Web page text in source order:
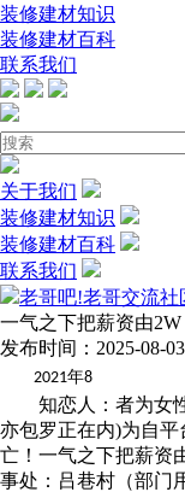
装修建材知识
装修建材百科
联系我们
关于我们
装修建材知识
装修建材百科
联系我们
老哥吧!老哥交流社
一气之下把薪资由2W
发布时间：2025-08-
2021年8
知恋人：者为女性
亦包罗正在内)为自
亡！一气之下把薪资
事处：吕巷村（部门